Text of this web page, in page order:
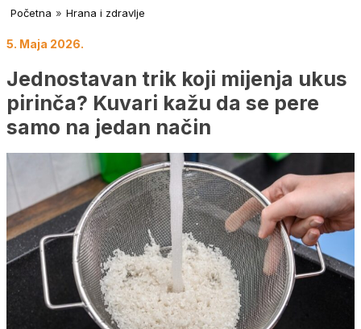
Početna » Hrana i zdravlje
5. Maja 2026.
Jednostavan trik koji mijenja ukus
pirinča? Kuvari kažu da se pere
samo na jedan način